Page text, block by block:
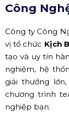
Công
Công ty Công
vị tổ chức Kịch
tạo và uy tín
nghiệm, hệ
giải thưởng
chương trình
nghiệp bạn.